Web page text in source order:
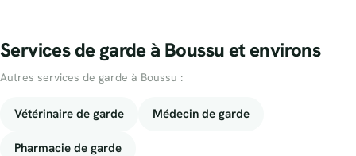
Services de garde à Boussu et environs
Autres services de garde à Boussu :
Vétérinaire de garde Médecin de garde
Pharmacie de garde